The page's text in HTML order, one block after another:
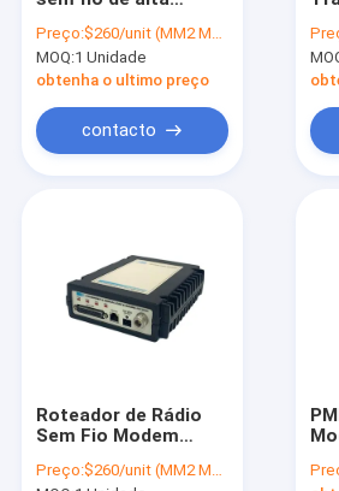
Controle de qualidade
Contacte-nos
Rádio da rede de malha
Ligação de dados/Vídeo HD/
Outros
Transmissor SDR
Preço:$260/unit (MM2 Module), $370/unit (FGR2 Enclosed)
MOQ:1 Unidade
obtenha o ultimo preço
contacto
de
Roteador de Rádio
Sem Fio Modem
Distância
Preço:$260/unit (MM2 Module), $370/unit (FGR2 Enclosed)